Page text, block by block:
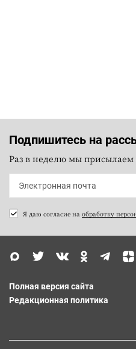
Подпишитесь на
Раз в неделю мы
Я даю согласие на обработку
Полная версия сайта
Редакционная политика